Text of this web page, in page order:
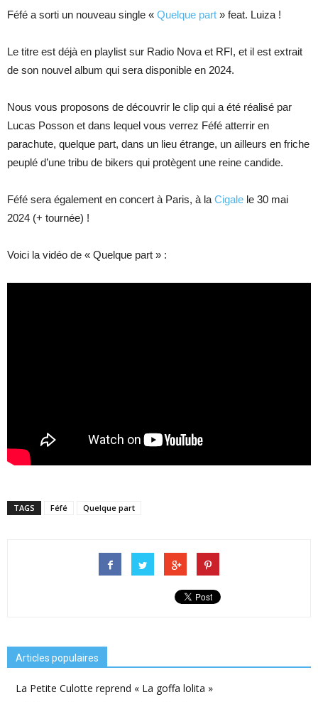
Féfé a sorti un nouveau single « Quelque part » feat. Luiza !
Le titre est déjà en playlist sur Radio Nova et RFI, et il est extrait
de son nouvel album qui sera disponible en 2024.
Nous vous proposons de découvrir le clip qui a été réalisé par
Lucas Posson et dans lequel vous verrez Féfé atterrir en
parachute, quelque part, dans un lieu étrange, un ailleurs en friche
peuplé d’une tribu de bikers qui protègent une reine candide.
Féfé sera également en concert à Paris, à laCigale le 30 mai
2024 (+ tournée) !
Voici la vidéo de « Quelque part » :
TAGS Féfé Quelque part
Articles populaires
La Petite Culotte reprend « La goffa lolita »